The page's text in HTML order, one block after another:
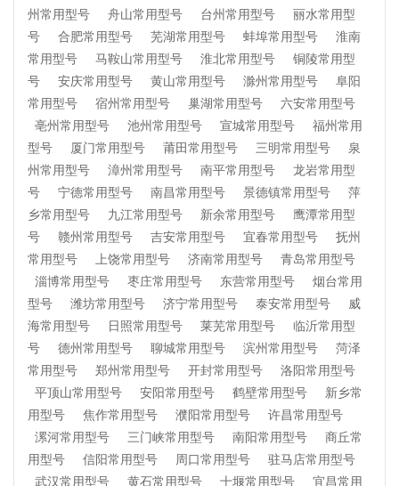
州常用型号
舟山常用型号 台州常用型号
丽水常用型
号
合肥常用型号 芜湖常用型号 蚌埠常用型号
淮南
常用型号
马鞍山常用型号 淮北常用型号
铜陵常用型
号
安庆常用型号 黄山常用型号 滁州常用型号
阜阳
常用型号
宿州常用型号 巢湖常用型号
六安常用型号
亳州常用型号
池州常用型号 宣城常用型号
福州常用
型号
厦门常用型号 莆田常用型号 三明常用型号
泉
州常用型号
漳州常用型号 南平常用型号
龙岩常用型
号
宁德常用型号 南昌常用型号 景德镇常用型号
萍
乡常用型号
九江常用型号 新余常用型号
鹰潭常用型
号
赣州常用型号 吉安常用型号 宜春常用型号
抚州
常用型号
上饶常用型号 济南常用型号
青岛常用型号
淄博常用型号
枣庄常用型号 东营常用型号
烟台常用
型号
潍坊常用型号 济宁常用型号 泰安常用型号
威
海常用型号
日照常用型号 莱芜常用型号
临沂常用型
号
德州常用型号 聊城常用型号 滨州常用型号
菏泽
常用型号
郑州常用型号 开封常用型号
洛阳常用型号
平顶山常用型号
安阳常用型号 鹤壁常用型号
新乡常
用型号
焦作常用型号 濮阳常用型号
许昌常用型号
漯河常用型号
三门峡常用型号 南阳常用型号
商丘常
用型号
信阳常用型号 周口常用型号
驻马店常用型号
武汉常用型号
黄石常用型号 十堰常用型号
宜昌常用